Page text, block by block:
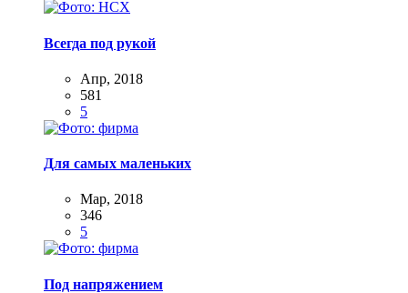
Всегда под рукой
Апр, 2018
581
5
Для самых маленьких
Мар, 2018
346
5
Под напряжением